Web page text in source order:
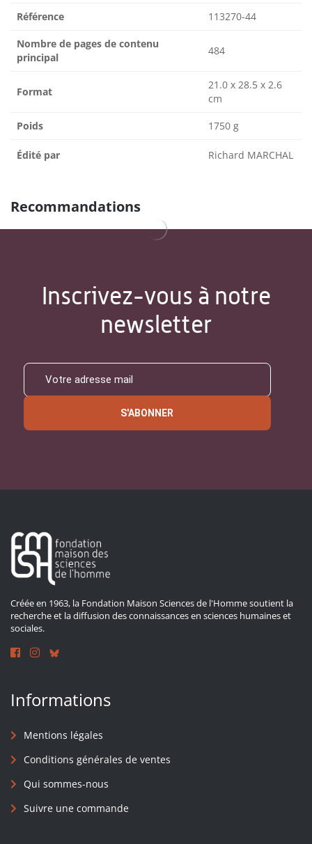
Référence 113270-44
Nombre de pages de contenu
principal
484
Format
21.0 x 28.5 x 2.6
cm
Poids 1750 g
Édité par Richard MARCHAL
Recommandations
Inscrivez-vous à notre
newsletter
S'ABONNER
Créée en 1963, la Fondation Maison Sciences de l'Homme soutient la
recherche et la diffusion des connaissances en sciences humaines et
sociales.
Informations
Mentions légales
Conditions générales de ventes
Qui sommes-nous
Suivre une commande